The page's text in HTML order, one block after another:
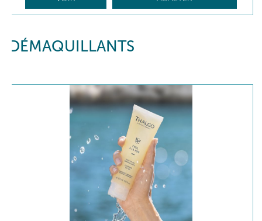
DÉMAQUILLANTS